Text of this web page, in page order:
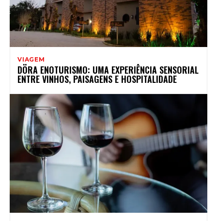
VIAGEM
DÖRA ENOTURISMO: UMA EXPERIÊNCIA SENSORIAL
ENTRE VINHOS, PAISAGENS E HOSPITALIDADE